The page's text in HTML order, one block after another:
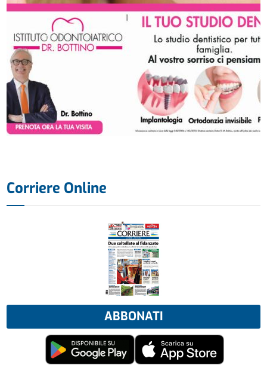
Corriere Online
ABBONATI